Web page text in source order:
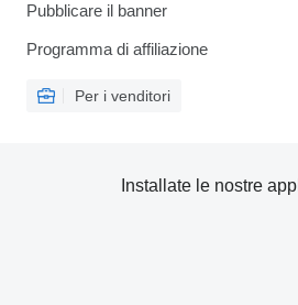
Pubblicare il banner
Programma di affiliazione
Per i venditori
Installate le nostre